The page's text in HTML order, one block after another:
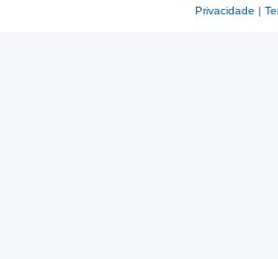
Privacidade |